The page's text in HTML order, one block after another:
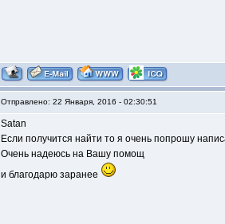
Отправлено: 22 Января, 2016 - 02:30:51
Satan
Если получится найти то я очень попрошу
Очень надеюсь на Вашу помощ
и благодарю заранее